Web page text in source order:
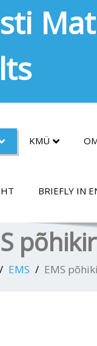
KMÜ
BRIEFLY IN
EMS EMS